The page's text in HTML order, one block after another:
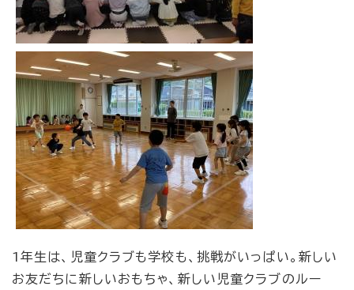
1年生は、児童クラブも学校も、挑戦がいっぱい。新しい
お友だちに新しいおもちゃ、新しい児童クラブのルー